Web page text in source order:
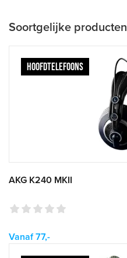
Soortgelijke producten
HOOFDTELEFOONS
AKG K240 MKII
Vanaf 77,-